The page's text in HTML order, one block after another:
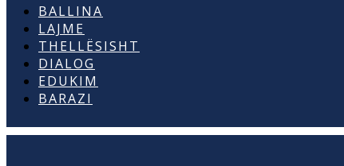
BALLINA
LAJME
THELLËSISHT
DIALOG
EDUKIM
BARAZI